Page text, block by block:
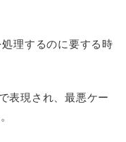
理するのに要する時
表現され、最悪ケー